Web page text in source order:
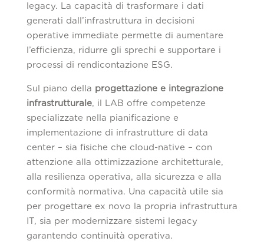
legacy. La capacità di trasformare i dati
generati dall’infrastruttura in decisioni
operative immediate permette di aumentare
l’efficienza, ridurre gli sprechi e supportare i
processi di rendicontazione ESG.
Sul piano della progettazione e integrazione
infrastrutturale, il LAB offre competenze
specializzate nella pianificazione e
implementazione di infrastrutture di data
center – sia fisiche che cloud-native – con
attenzione alla ottimizzazione architetturale,
alla resilienza operativa, alla sicurezza e alla
conformità normativa. Una capacità utile sia
per progettare ex novo la propria infrastruttura
IT, sia per modernizzare sistemi legacy
garantendo continuità operativa.